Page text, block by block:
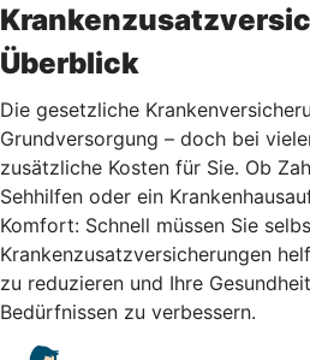
Überblick
Die gesetzliche
Grundversorgung – doch bei
zusätzliche Kosten für Sie. Ob
Sehhilfen oder ein
Komfort: Schnell müssen Sie
Krankenzusatzversicherungen
zu reduzieren und Ihre
Bedürfnissen zu verbessern.